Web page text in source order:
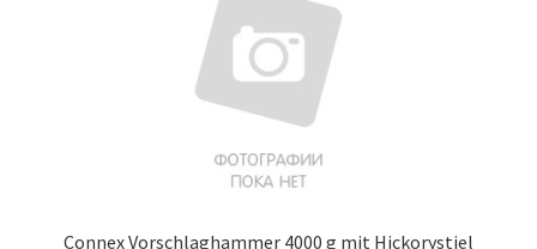
Connex Vorschlaghammer 4000 g mit Hickorystiel